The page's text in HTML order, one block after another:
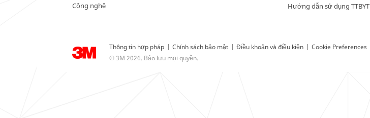
Công nghệ
Hướng dẫn sử dụng TTBYT
Thông tin hợp pháp | Chính sách bảo mật | Điều khoản và điều kiện | Cookie Preferences
© 3M 2026. Bảo lưu mọi quyền.